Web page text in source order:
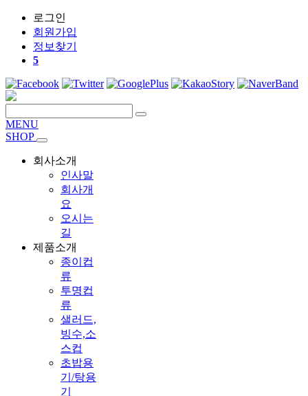
로그인
회원 가입
정보찾기
5
MENU
SHOP
회사소개
인사말
회사개
요
오시는
길
제품소개
종이컵
류
투명컵
류
샐러드,
빙수,소
스컵
초밥용
기/탕용
기